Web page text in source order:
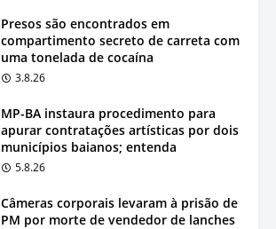
Presos são encontrados em
compartimento secreto de carreta com
uma tonelada de cocaína
3.8.26
MP-BA instaura procedimento para
apurar contratações artísticas por dois
municípios baianos; entenda
5.8.26
Câmeras corporais levaram à prisão de
PM por morte de vendedor de lanches